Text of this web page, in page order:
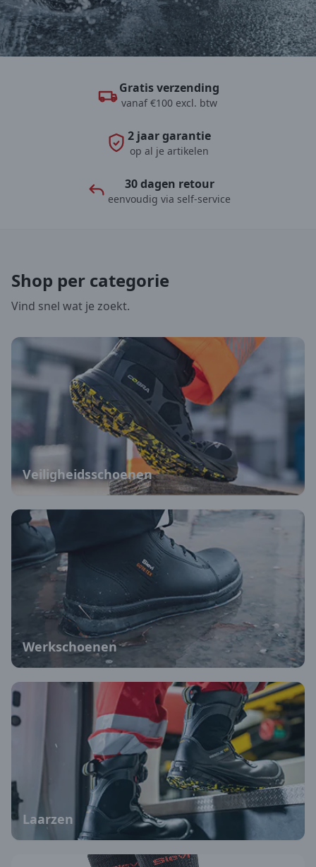
Gratis verzending
vanaf €100 excl. btw
2 jaar garantie
op al je artikelen
30 dagen retour
eenvoudig via self-service
Shop per categorie
Vind snel wat je zoekt.
Veiligheidsschoenen
Werkschoenen
Laarzen